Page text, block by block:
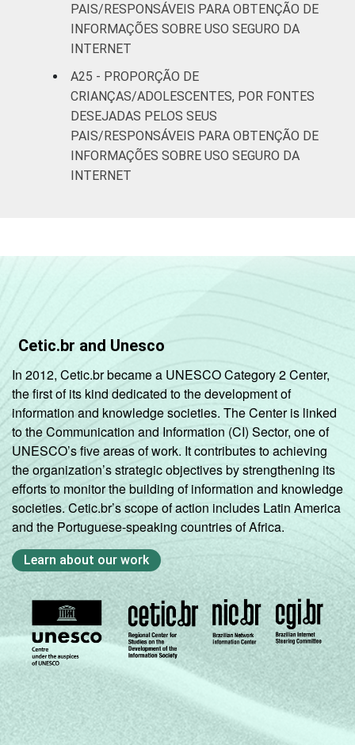
PAIS/RESPONSÁVEIS PARA OBTENÇÃO DE
INFORMAÇÕES SOBRE USO SEGURO DA
INTERNET
A25 - PROPORÇÃO DE
CRIANÇAS/ADOLESCENTES, POR FONTES
DESEJADAS PELOS SEUS
PAIS/RESPONSÁVEIS PARA OBTENÇÃO DE
INFORMAÇÕES SOBRE USO SEGURO DA
INTERNET
Cetic.br and Unesco
In 2012, Cetic.br became a UNESCO Category 2 Center,
the first of its kind dedicated to the development of
information and knowledge societies. The Center is linked
to the Communication and Information (CI) Sector, one of
UNESCO’s five areas of work. It contributes to achieving
the organization’s strategic objectives by strengthening its
efforts to monitor the building of information and knowledge
societies. Cetic.br’s scope of action includes Latin America
and the Portuguese-speaking countries of Africa.
Learn about our work